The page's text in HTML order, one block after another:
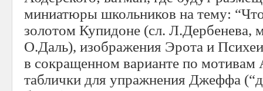
миниатюры школьников на тему:
золотом Купидоне (сл. Л.Дербенева,
О.Даль), изображения Эрота и
в сокращенном варианте по
таблички для упражнения Джеффа